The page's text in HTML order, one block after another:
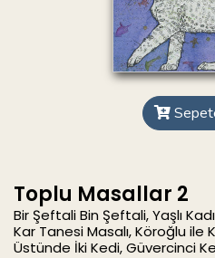
Toplu Masallar 2
Bir Şeftali Bin Şeftali, Yaşlı
Kar Tanesi Masalı, Köroğlu ile
Üstünde İki Kedi, Güvercinci